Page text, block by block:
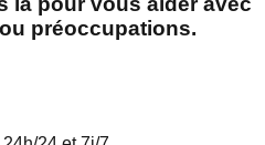
préoccupations.